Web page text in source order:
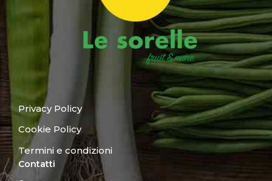
Privacy Policy
Cookie Policy
Termini e condizioni
Contatti